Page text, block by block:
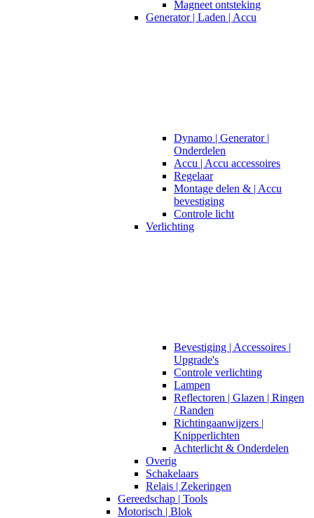
Magneet ontsteking
Generator | Laden | Accu
Dynamo | Generator |
Onderdelen
Accu | Accu accessoires
Regelaar
Montage delen & | Accu
bevestiging
Controle licht
Verlichting
Bevestiging | Accessoires |
Upgrade's
Controle verlichting
Lampen
Reflectoren | Glazen | Ringen
/ Randen
Richtingaanwijzers |
Knipperlichten
Achterlicht & Onderdelen
Overig
Schakelaars
Relais | Zekeringen
Gereedschap | Tools
Motorisch | Blok